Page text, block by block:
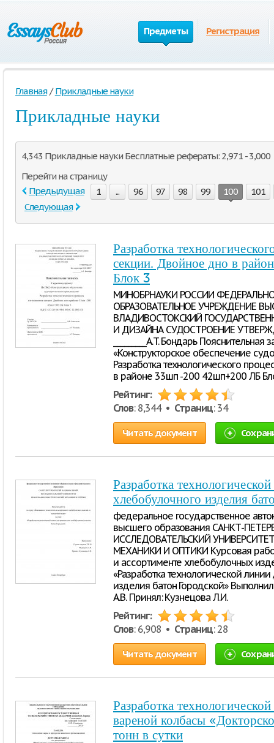
Предметы Регистрация
Главная / Прикладные науки
Прикладные науки
4,343 Прикладные науки Бесплатные рефераты: 2,971 - 3,000
Перейти на страницу
Предыдущая
1 ... 96 97 98 99 100
101
Следующая
Разработка
секции. Двойное дно в
Блок 3
МИНОБРНАУКИ РОССИИ
ОБРАЗОВАТЕЛЬНОЕ УЧРЕЖДЕНИЕ
ВЛАДИВОСТОКСКИЙ
И ДИЗАЙНА СУДОСТРОЕНИЕ
_________A.T. Бондарь
«Конструкторское обеспечение
Разработка технологического
в районе 33шп -200 42шп+200 ЛБ
Рейтинг:
Слов: 8,344 • Страниц: 34
Читать документ
Разработка
хлебобулочного изделия
федеральное государственное
высшего образования САНКТ-
ИССЛЕДОВАТЕЛЬСКИЙ
МЕХАНИКИ И ОПТИКИ Курсовая
и ассортименте хлебобулочных
«Разработка технологической
изделия батон Городской»
А.В. Принял: Кузнецова Л.И.
Рейтинг:
Слов: 6,908 • Страниц: 28
Читать документ
Разработка
вареной колбасы
тонн в сутки